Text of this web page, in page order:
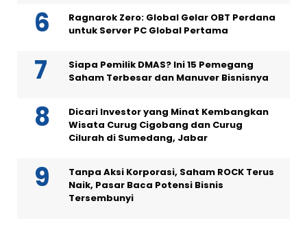
Ragnarok Zero: Global Gelar OBT Perdana
untuk Server PC Global Pertama
Siapa Pemilik DMAS? Ini 15 Pemegang
Saham Terbesar dan Manuver Bisnisnya
Dicari Investor yang Minat Kembangkan
Wisata Curug Cigobang dan Curug
Cilurah di Sumedang, Jabar
Tanpa Aksi Korporasi, Saham ROCK Terus
Naik, Pasar Baca Potensi Bisnis
Tersembunyi